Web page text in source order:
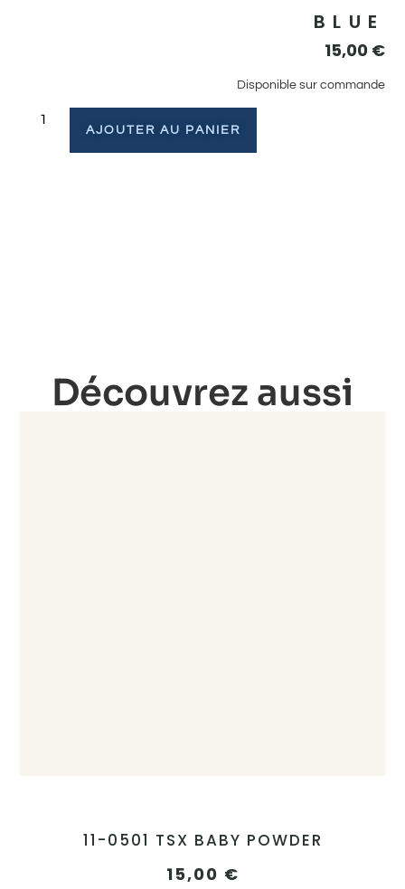
BLUE
15,00 €
Disponible sur commande
AJOUTER AU PANIER
Découvrez aussi
11-0501 TSX BABY POWDER
15,00 €